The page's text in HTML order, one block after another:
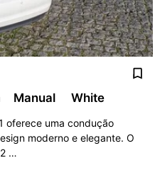
Manual White
oferece uma condução
moderno e elegante. O
…